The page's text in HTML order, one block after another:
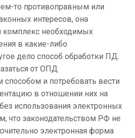
то противоправным или
интересов, она
комплекс необходимых
в какие-либо
дело способ обработки ПД.
от ОПД
и потребовать вести
в отношении них на
использования электронных
что законодательством РФ не
электронная форма